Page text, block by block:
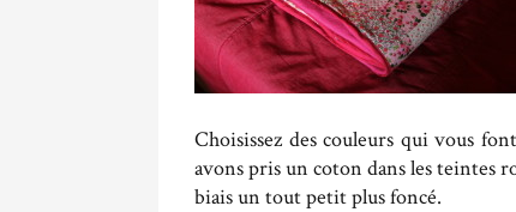
Choisissez des couleurs qui vous
avons pris un coton dans les teintes
biais un tout petit plus foncé.